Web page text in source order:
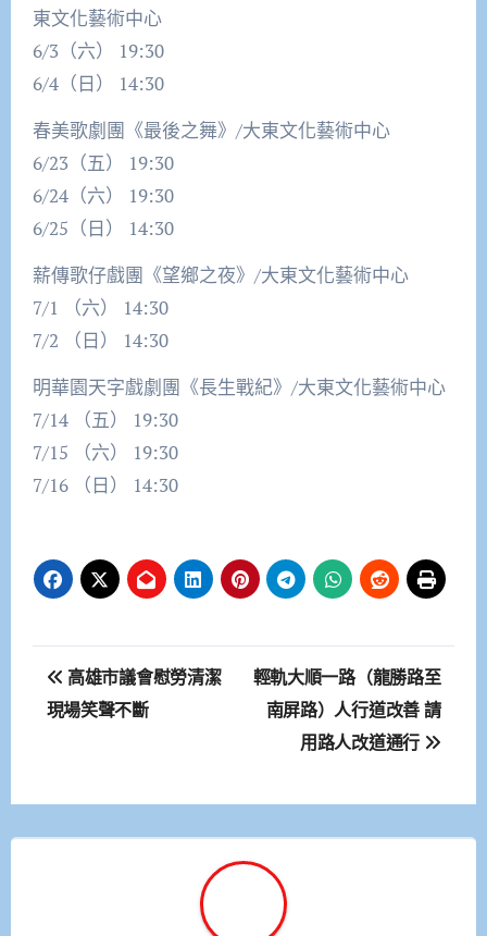
東文化藝術中心
6/3（六） 19:30
6/4（日） 14:30
春美歌劇團《最後之舞》/大東文化藝術中心
6/23（五） 19:30
6/24（六） 19:30
6/25（日） 14:30
薪傳歌仔戲團《望鄉之夜》/大東文化藝術中心
7/1 （六） 14:30
7/2 （日） 14:30
明華園天字戲劇團《長生戰紀》/大東文化藝術中心
7/14 （五） 19:30
7/15 （六） 19:30
7/16 （日） 14:30
文
章
覽
高雄市議會慰勞清潔
現場笑聲不斷
輕軌大順一路（龍勝路至
南屏路）人行道改善 請
用路人改道通行